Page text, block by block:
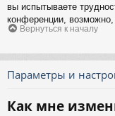
вы испытываете
конференции,
Вернуться к началу
Параметры и
Как мне